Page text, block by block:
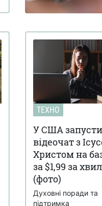
ТЕХНО
У США
відеочат з
Христом на
за $1,99 за
(фото)
Духовні поради та
підтримка